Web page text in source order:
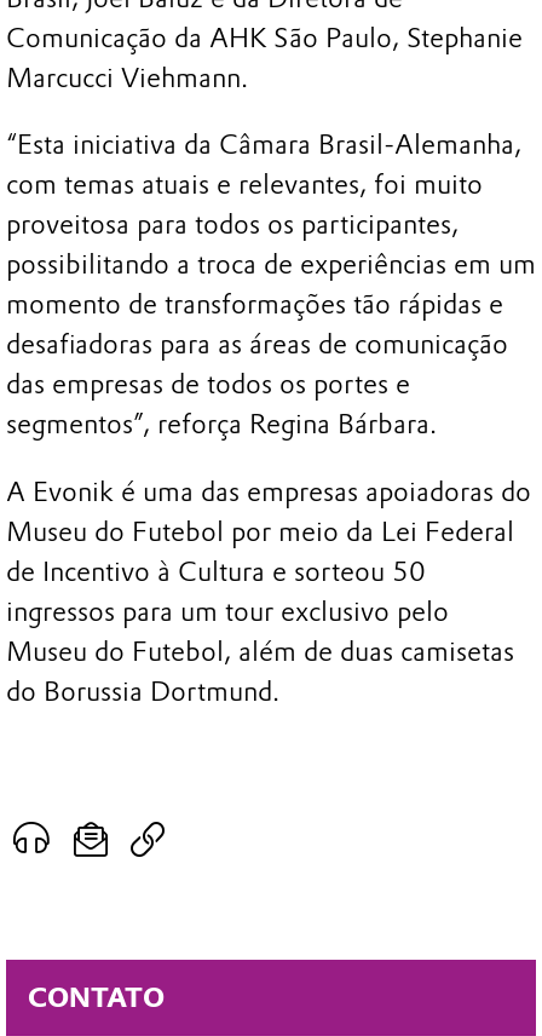
CONTATO
Comunicação da AHK São Paulo, Stephanie
Marcucci Viehmann.
“Esta iniciativa da Câmara Brasil-Alemanha,
com temas atuais e relevantes, foi muito
proveitosa para todos os participantes,
possibilitando a troca de experiências em um
momento de transformações tão rápidas e
desafiadoras para as áreas de comunicação
das empresas de todos os portes e
segmentos”, reforça Regina Bárbara.
A Evonik é uma das empresas apoiadoras do
Museu do Futebol por meio da Lei Federal
de Incentivo à Cultura e sorteou 50
ingressos para um tour exclusivo pelo
Museu do Futebol, além de duas camisetas
do Borussia Dortmund.